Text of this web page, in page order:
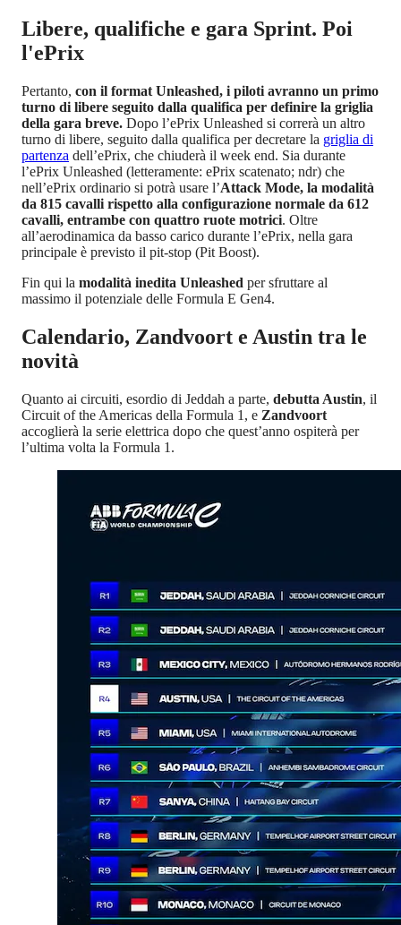
Libere, qualifiche e gara Sprint. Poi
l'ePrix
Pertanto, con il format Unleashed, i piloti avranno un primo
turno di libere seguito dalla qualifica per definire la griglia
della gara breve. Dopo l’ePrix Unleashed si correrà un altro
turno di libere, seguito dalla qualifica per decretare la griglia di
partenza dell’ePrix, che chiuderà il week end. Sia durante
l’ePrix Unleashed (letteramente: ePrix scatenato; ndr) che
nell’ePrix ordinario si potrà usare l’Attack Mode, la modalità
da 815 cavalli rispetto alla configurazione normale da 612
cavalli, entrambe con quattro ruote motrici. Oltre
all’aerodinamica da basso carico durante l’ePrix, nella gara
principale è previsto il pit-stop (Pit Boost).
Fin qui la modalità inedita Unleashed per sfruttare al
massimo il potenziale delle Formula E Gen4.
Calendario, Zandvoort e Austin tra le
novità
Quanto ai circuiti, esordio di Jeddah a parte, debutta Austin, il
Circuit of the Americas della Formula 1, e Zandvoort
accoglierà la serie elettrica dopo che quest’anno ospiterà per
l’ultima volta la Formula 1.